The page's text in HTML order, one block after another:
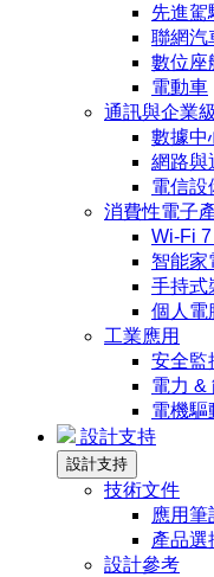
先進駕
聯網汽
數位座
電動車
通訊與企業
數據中
網路與
電信設
消費性電子
Wi-Fi
智能家
手持式
個人電
工業應用
安全監
電力 &
電機驅
設計支持
設計支持
技術文件
應用筆
產品選
設計參考